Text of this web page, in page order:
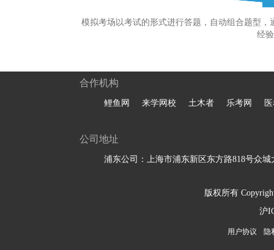
模拟考场以考试的形式进行答题，自动组合题型
经
合作机构
鲤鱼网 来学网校 土木者 乐考网
公司地址
浦东公司：上海市浦东新区东方路818号众城
版权所有
沪
用户协议 隐